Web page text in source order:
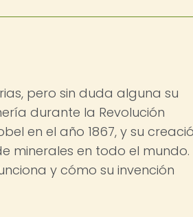
pero sin duda alguna su
durante la Revolución
en el año 1867, y su
minerales en todo el mundo.
y cómo su invención